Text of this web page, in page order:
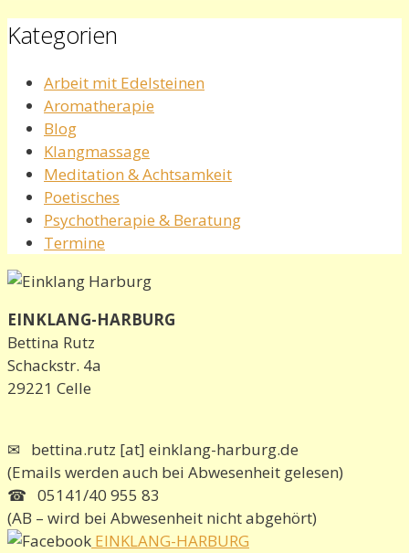
Kategorien
Arbeit mit Edelsteinen
Aromatherapie
Blog
Klangmassage
Meditation & Achtsamkeit
Poetisches
Psychotherapie & Beratung
Termine
EINKLANG-HARBURG
Bettina Rutz
Schackstr. 4a
29221 Celle
✉ bettina.rutz [at] einklang-harburg.de
(Emails werden auch bei Abwesenheit gelesen)
☎ 05141/40 955 83
(AB – wird bei Abwesenheit nicht abgehört)
EINKLANG-HARBURG